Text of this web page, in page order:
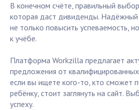
В конечном счёте, правильный
которая даст дивиденды.
не только повысить успеваемость,
к учёбе.
Платформа Workzilla предлагает
предложения от
если вы ищете кого-то, кто сможет
ребёнку, стоит заглянуть на сайт.
успеху.